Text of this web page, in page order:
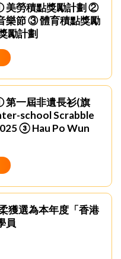
美勞積點獎勵計劃 ②
樂節 ③ 體育積點獎勵
勵計劃
第一屆非遺長衫(旗
school Scrabble
③ Hau Po Wun
獲選為本年度「香港
員